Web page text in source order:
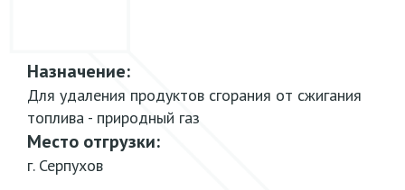
Назначение:
Для удаления продуктов сгорания от сжигания
топлива - природный газ
Место отгрузки:
г. Серпухов